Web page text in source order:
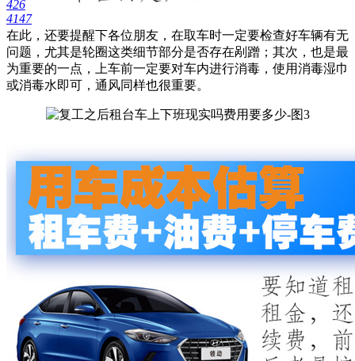
在此，还要提醒下各位朋友，在取车时一定要检查好车辆有无
问题，尤其是轮圈这类细节部分是否存在剐蹭；其次，也是最
为重要的一点，上车前一定要对车内进行消毒，使用消毒湿巾
或消毒水即可，通风同样也很重要。
426
4147